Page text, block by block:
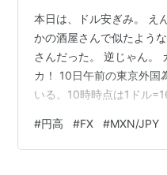
本日は、ドル安ぎみ。 え
かの酒屋さんで似たよう
さんだった。 逆じゃん。
カ！ 10日午前の東京外国
いる。10時時点は1ドル
辺まで上昇した。片山さ
投資を後押しするとの見
#円高 #FX #MXN/JPY